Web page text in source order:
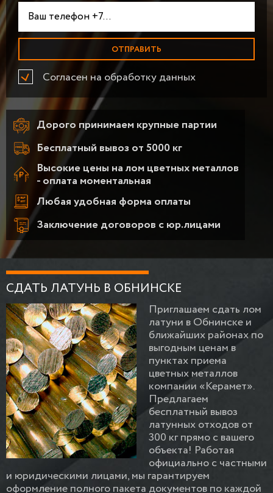
Дорого принимаем крупные партии
Бесплатный вывоз от 5000 кг
Высокие цены на лом цветных металлов
- оплата моментальная
Любая удобная форма оплаты
Заключение договоров с юр.лицами
Согласен на обработку данных
СДАТЬ ЛАТУНЬ В ОБНИНСКЕ
Приглашаем сдать лом
латуни в Обнинске и
ближайших районах по
выгодным ценам в
пунктах приема
цветных металлов
компании «Керамет».
Предлагаем
бесплатный вывоз
латунных отходов от
300 кг прямо с вашего
объекта! Работая
официально с частными
и юридическими лицами, мы гарантируем
оформление полного пакета документов по каждой